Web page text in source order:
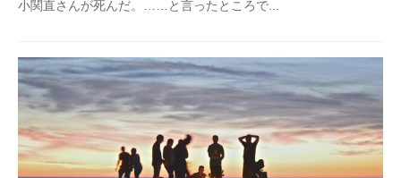
小関直さんが死んだ。……と言ったところで...